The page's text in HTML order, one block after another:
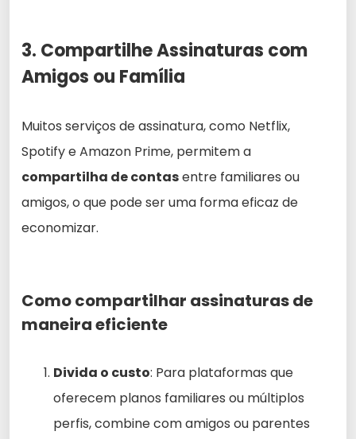
3. Compartilhe Assinaturas com
Amigos ou Família
Muitos serviços de assinatura, como Netflix,
Spotify e Amazon Prime, permitem a
compartilha de contasentre familiares ou
amigos, o que pode ser uma forma eficaz de
economizar.
Como compartilhar assinaturas de
maneira eficiente
Divida o custo: Para plataformas que
oferecem planos familiares ou múltiplos
perfis, combine com amigos ou parentes